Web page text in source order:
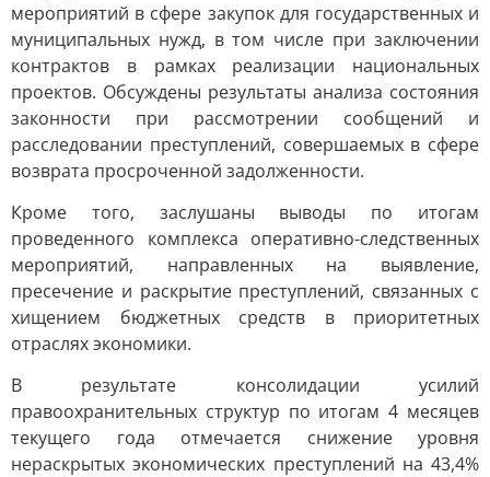
мероприятий в сфере закупок для государственных и
муниципальных нужд, в том числе при заключении
контрактов в рамках реализации национальных
проектов. Обсуждены результаты анализа состояния
законности при рассмотрении сообщений и
расследовании преступлений, совершаемых в сфере
возврата просроченной задолженности.
Кроме того, заслушаны выводы по итогам
проведенного комплекса оперативно-следственных
мероприятий, направленных на выявление,
пресечение и раскрытие преступлений, связанных с
хищением бюджетных средств в приоритетных
отраслях экономики.
В результате консолидации усилий
правоохранительных структур по итогам 4 месяцев
текущего года отмечается снижение уровня
нераскрытых экономических преступлений на 43,4%